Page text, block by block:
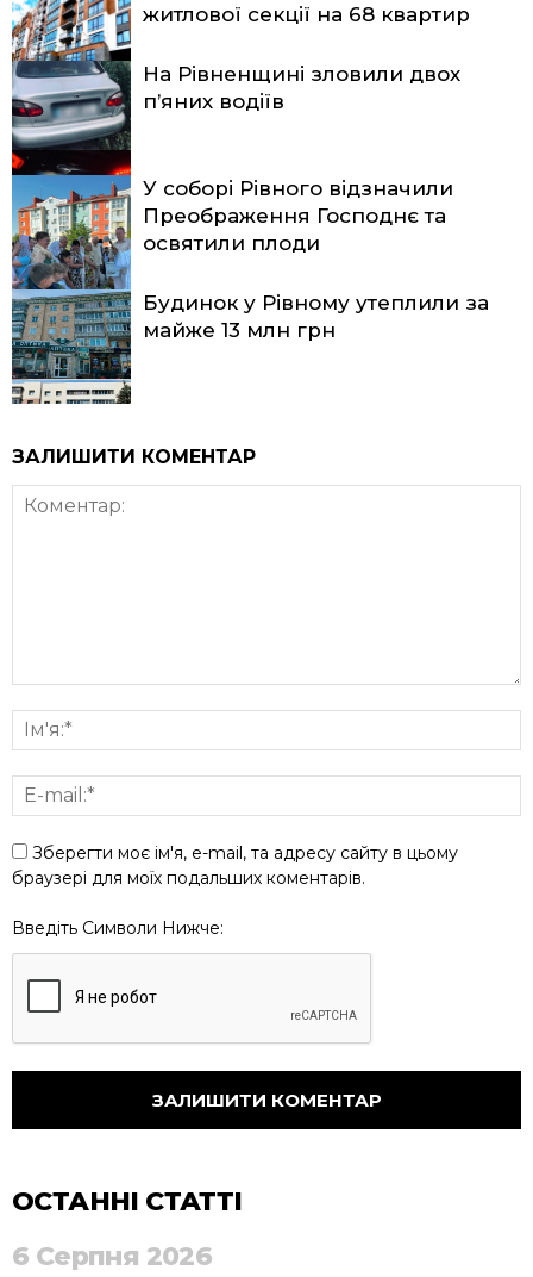
житлової секції на 68 квартир
На Рівненщині зловили двох
п’яних водіїв
У соборі Рівного відзначили
Преображення Господнє та
освятили плоди
Будинок у Рівному утеплили за
майже 13 млн грн
ЗАЛИШИТИ КОМЕНТАР
Зберегти моє ім'я, e-mail, та адресу сайту в цьому
браузері для моїх подальших коментарів.
Введіть Символи Нижче:
ОСТАННІ СТАТТІ
6 Серпня 2026